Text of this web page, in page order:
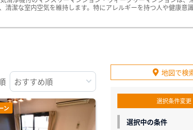
潔な室内空気を維持します。特にアレルギーを持つ人や健康意
ン
地図で検
選択条件変更
選択中の条件